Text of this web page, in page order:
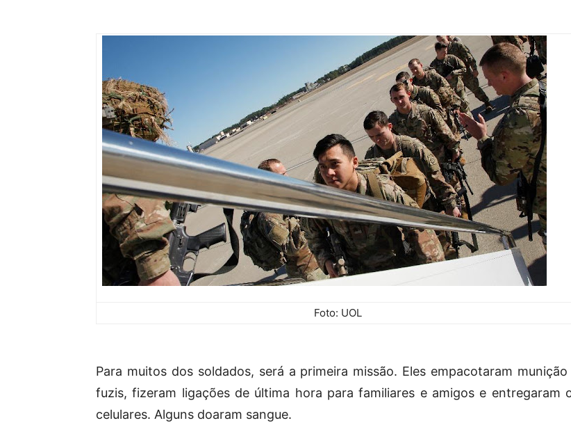
Foto: UOL
Para muitos dos soldados, será a primeira missão. Eles empacotaram munição
fuzis, fizeram ligações de última hora para familiares e amigos e entregaram
celulares. Alguns doaram sangue.